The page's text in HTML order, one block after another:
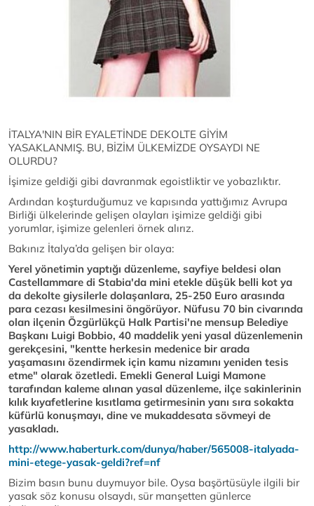
İTALYA'NIN BİR EYALETİNDE DEKOLTE GİYİM
YASAKLANMIŞ. BU, BİZİM ÜLKEMİZDE OYSAYDI NE
OLURDU?
İşimize geldiği gibi davranmak egoistliktir ve yobazlıktır.
Ardından koşturduğumuz ve kapısında yattığımız Avrupa
Birliği ülkelerinde gelişen olayları işimize geldiği gibi
yorumlar, işimize gelenleri örnek alırız.
Bakınız İtalya’da gelişen bir olaya:
Yerel yönetimin yaptığı düzenleme, sayfiye beldesi olan
Castellammare di Stabia'da mini etekle düşük belli kot ya
da dekolte giysilerle dolaşanlara, 25-250 Euro arasında
para cezası kesilmesini öngörüyor. Nüfusu 70 bin civarında
olan ilçenin Özgürlükçü Halk Partisi'ne mensup Belediye
Başkanı Luigi Bobbio, 40 maddelik yeni yasal düzenlemenin
gerekçesini, "kentte herkesin medenice bir arada
yaşamasını özendirmek için kamu nizamını yeniden tesis
etme" olarak özetledi. Emekli General Luigi Mamone
tarafından kaleme alınan yasal düzenleme, ilçe sakinlerinin
kılık kıyafetlerine kısıtlama getirmesinin yanı sıra sokakta
küfürlü konuşmayı, dine ve mukaddesata sövmeyi de
yasakladı.
http://www.haberturk.com/dunya/haber/565008-italyada-
mini-etege-yasak-geldi?ref=nf
Bizim basın bunu duymuyor bile. Oysa başörtüsüyle ilgili bir
yasak söz konusu olsaydı, sür manşetten günlerce